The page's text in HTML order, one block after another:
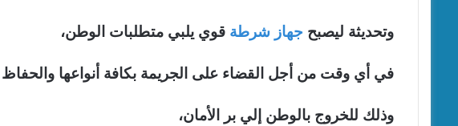
وتحديثة ليصبح جهاز شرطة قوي يلبي متطلبات الوطن،
في أي وقت من أجل القضاء على الجريمة بكافة أنواعها والحفاظ
وذلك للخروج بالوطن إلي بر الأمان،